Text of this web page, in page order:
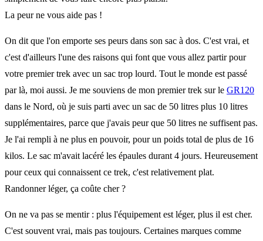
La peur ne vous aide pas !
On dit que l'on emporte ses peurs dans son sac à dos. C'est vrai, et
c'est d'ailleurs l'une des raisons qui font que vous allez partir pour
votre premier trek avec un sac trop lourd. Tout le monde est passé
par là, moi aussi. Je me souviens de mon premier trek sur le GR120
dans le Nord, où je suis parti avec un sac de 50 litres plus 10 litres
supplémentaires, parce que j'avais peur que 50 litres ne suffisent pas.
Je l'ai rempli à ne plus en pouvoir, pour un poids total de plus de 16
kilos. Le sac m'avait lacéré les épaules durant 4 jours. Heureusement
pour ceux qui connaissent ce trek, c'est relativement plat.
Randonner léger, ça coûte cher ?
On ne va pas se mentir : plus l'équipement est léger, plus il est cher.
C'est souvent vrai, mais pas toujours. Certaines marques comme